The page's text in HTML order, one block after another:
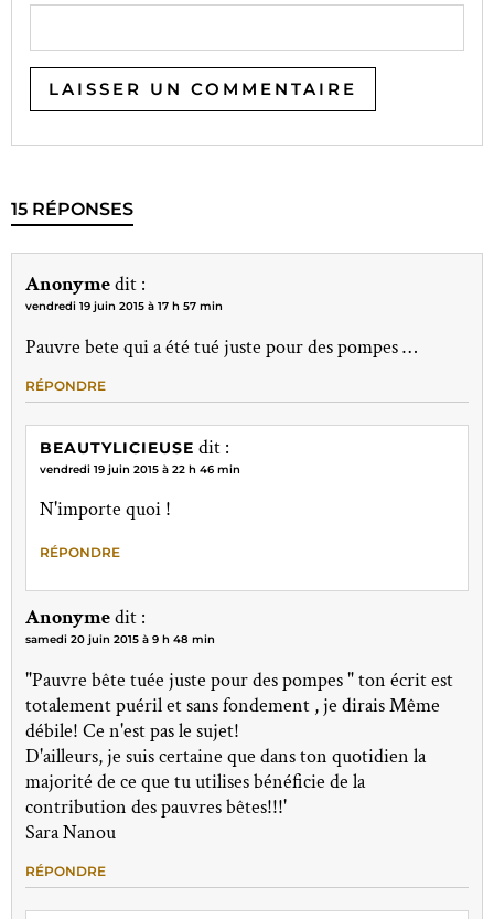
15 RÉPONSES
Anonymedit :
vendredi 19 juin 2015 à 17 h 57 min
Pauvre bete qui a été tué juste pour des pompes …
RÉPONDRE
BEAUTYLICIEUSE dit :
vendredi 19 juin 2015 à 22 h 46 min
N'importe quoi !
RÉPONDRE
Anonymedit :
samedi 20 juin 2015 à 9 h 48 min
"Pauvre bête tuée juste pour des pompes " ton écrit est
totalement puéril et sans fondement , je dirais Même
débile! Ce n'est pas le sujet!
D'ailleurs, je suis certaine que dans ton quotidien la
majorité de ce que tu utilises bénéficie de la
contribution des pauvres bêtes!!!'
Sara Nanou
RÉPONDRE